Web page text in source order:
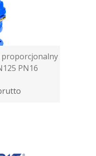
proporcjonalny
PN16